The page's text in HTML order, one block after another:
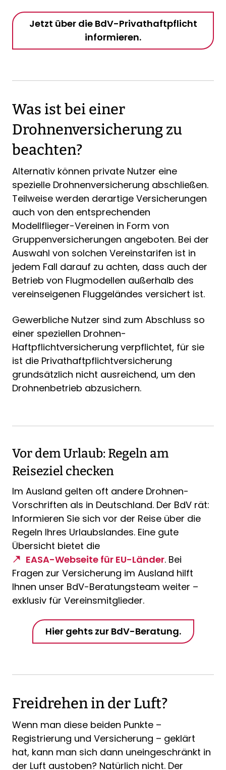
Jetzt über die BdV-Privathaftpflicht
informieren.
Was ist bei einer
Drohnenversicherung zu
beachten?
Alternativ können private Nutzer eine
spezielle Drohnenversicherung abschließen.
Teilweise werden derartige Versicherungen
auch von den entsprechenden
Modellflieger-Vereinen in Form von
Gruppenversicherungen angeboten. Bei der
Auswahl von solchen Vereinstarifen ist in
jedem Fall darauf zu achten, dass auch der
Betrieb von Flugmodellen außerhalb des
vereinseigenen Fluggeländes versichert ist.
Gewerbliche Nutzer sind zum Abschluss so
einer speziellen Drohnen-
Haftpflichtversicherung verpflichtet, für sie
ist die Privathaftpflichtversicherung
grundsätzlich nicht ausreichend, um den
Drohnenbetrieb abzusichern.
Vor dem Urlaub: Regeln am
Reiseziel checken
Im Ausland gelten oft andere Drohnen-
Vorschriften als in Deutschland. Der BdV rät:
Informieren Sie sich vor der Reise über die
Regeln Ihres Urlaubslandes. Eine gute
Übersicht bietet die
EASA-Webseite für EU-Länder. Bei
Fragen zur Versicherung im Ausland hilft
Ihnen unser BdV-Beratungsteam weiter –
exklusiv für Vereinsmitglieder.
Hier gehts zur BdV-Beratung.
Freidrehen in der Luft?
Wenn man diese beiden Punkte –
Registrierung und Versicherung – geklärt
hat, kann man sich dann uneingeschränkt in
der Luft austoben? Natürlich nicht. Der